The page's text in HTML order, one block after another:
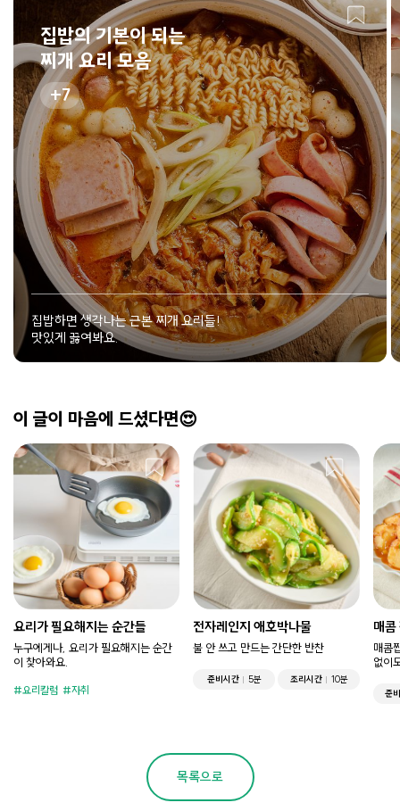
집밥의 기본이 되는
찌개 요리 모음
7
집밥하면 생각나는 근본 찌개 요리들!
맛있게 끓여봐요.
이 글이 마음에 드셨다면😍
요리가 필요해지는 순간들
누구에게나, 요리가 필요해지는 순간
이 찾아와요.
요리칼럼 자취
전자레인지 애호박나물
불 안 쓰고 만드는 간단한 반찬
준비시간 5분 조리시간 10분
매콤
매콤
없이
준
목록으로